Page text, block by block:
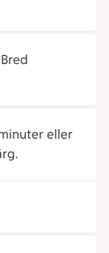
eller